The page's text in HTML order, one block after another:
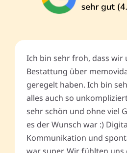
Ich bin sehr froh, dass wir
Bestattung über
geregelt haben. Ich bin
alles auch so
sehr schön und ohne viel
es der Wunsch war :)
Kommunikation und